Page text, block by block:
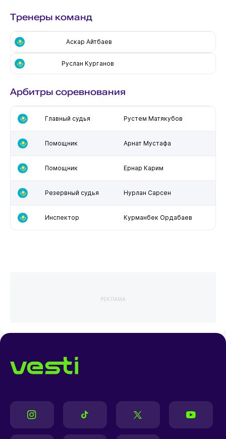
Тренеры команд
Аскар Айтбаев
Руслан Курганов
Арбитры соревнования
Главный судья Рустем Матякубов
Помощник Арнат Мустафа
Помощник Ернар Карим
Резервный судья Нурлан Сарсен
Инспектор Курманбек Ордабаев
РЕКЛАМА